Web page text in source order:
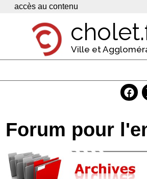
Panneau de gestion des cookies
accès au contenu
Ville et
Economie
Services
Contacts
Forum pour